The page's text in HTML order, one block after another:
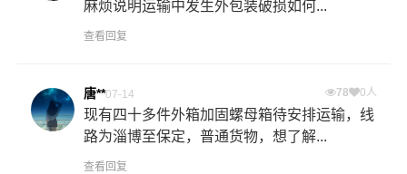
麻烦说明运输中发生外包装破损如何...
查看回复
唐**07-14 78 0人
现有四十多件外箱加固螺母箱待安排运输，线
路为淄博至保定，普通货物，想了解...
查看回复